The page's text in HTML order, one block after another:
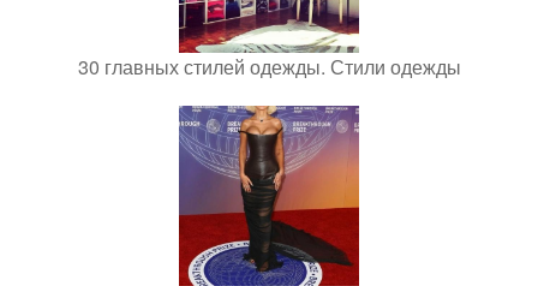
30 главных стилей одежды. Стили одежды